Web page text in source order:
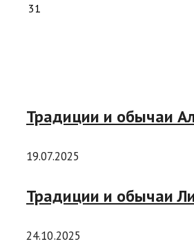
31
Традиции и обычаи
19.07.2025
Традиции и обычаи
24.10.2025